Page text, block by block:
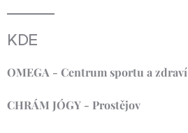
KDE
OMEGA - Centrum sportu a zdraví
CHRÁM JÓGY - Prostějov